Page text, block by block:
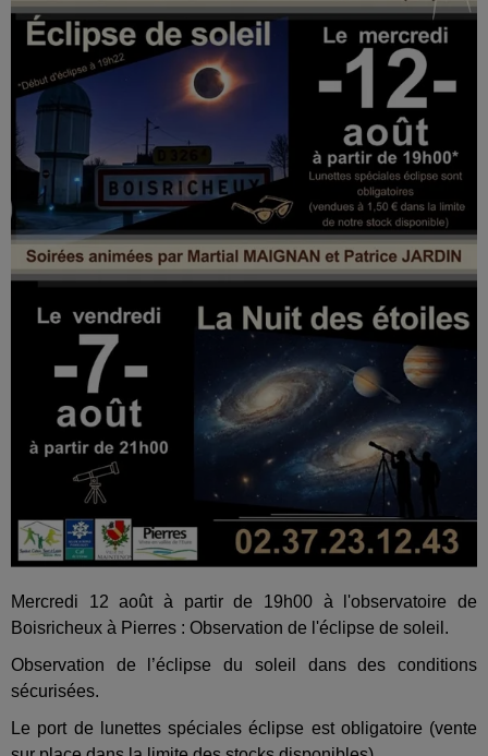
Mercredi 12 août à partir de 19h00 à l'observatoire de
Boisricheux à Pierres : Observation de l'éclipse de soleil.
Observation de l’éclipse du soleil dans des conditions
sécurisées.
Le port de lunettes spéciales éclipse est obligatoire (vente